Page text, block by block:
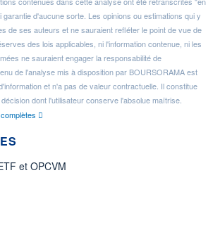
d'aucune sorte. Les opinions ou estimations qui y
de ses auteurs et ne sauraient refléter le point de vue de
des lois applicables, ni l'information contenue, ni les
ne sauraient engager la responsabilité de
de l'analyse mis à disposition par BOURSORAMA est
et n'a pas de valeur contractuelle. Il constitue
dont l'utilisateur conserve l'absolue maîtrise.
et OPCVM